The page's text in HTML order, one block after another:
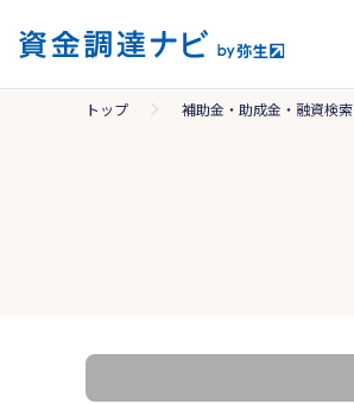
トップ 補助金・助成金・融資検索